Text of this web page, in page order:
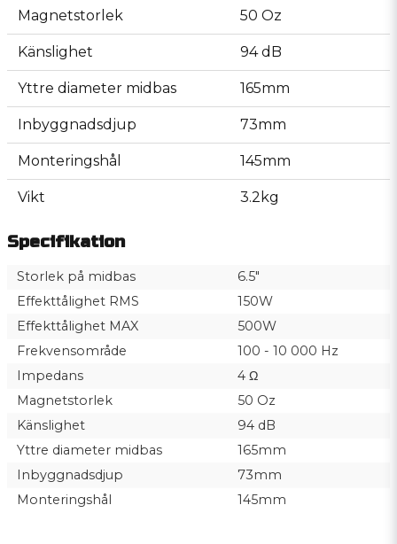
Magnetstorlek 50 Oz
Känslighet 94 dB
Yttre diameter midbas 165mm
Inbyggnadsdjup 73mm
Monteringshål 145mm
Vikt 3.2kg
Specifikation
Storlek på midbas
6.5"
Effekttålighet RMS
150W
Effekttålighet MAX
500W
Frekvensområde
100 - 10 000 Hz
Impedans
4 Ω
Magnetstorlek
50 Oz
Känslighet
94 dB
Yttre diameter midbas
165mm
Inbyggnadsdjup
73mm
Monteringshål
145mm